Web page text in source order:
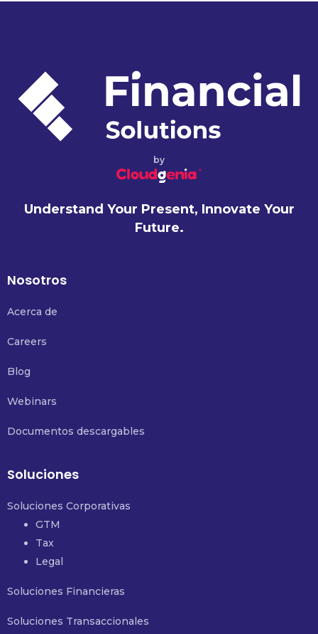
by
Understand Your Present, Innovate Your
Future.
Nosotros
Acerca de
Careers
Blog
Webinars
Documentos descargables
Soluciones
Soluciones Corporativas
GTM
Tax
Legal
Soluciones Financieras
Soluciones Transaccionales